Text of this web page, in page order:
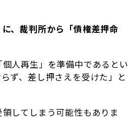
、裁判所から「債権差押命
人再生」を準備中であるとい
ず、差し押さえを受けた」と
してしまう可能性もありま